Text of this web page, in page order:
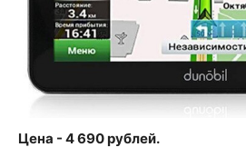
Цена - 4 690 рублей.